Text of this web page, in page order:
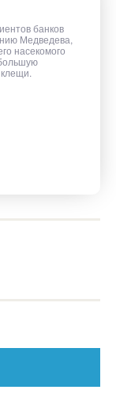
банков
Медведева,
насекомого